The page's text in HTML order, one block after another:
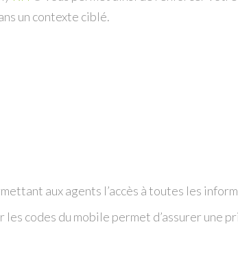
un contexte ciblé.
aux agents l’accès à toutes les
codes du mobile permet d’assurer une